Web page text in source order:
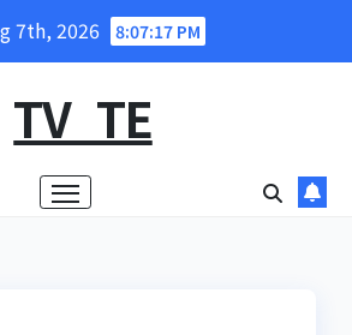
7th, 2026 8:07:18 PM
TV_TE